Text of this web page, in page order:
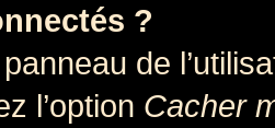
?
de
l’option Cacher